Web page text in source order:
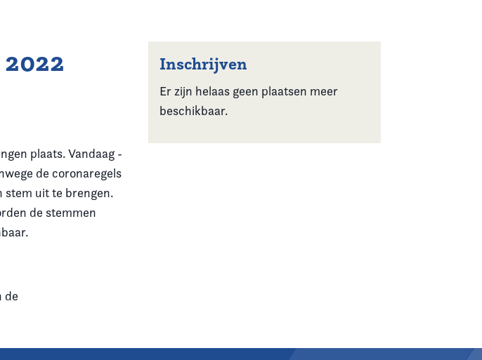
plaats. Vandaag -
de coronaregels
stem uit te brengen.
de stemmen
de
Inschrijven
Er zijn helaas geen plaatsen meer
beschikbaar.